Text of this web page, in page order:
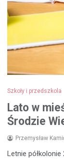
Szkoły i przedszkola
Lato w
Środzie
Przemysław
Letnie